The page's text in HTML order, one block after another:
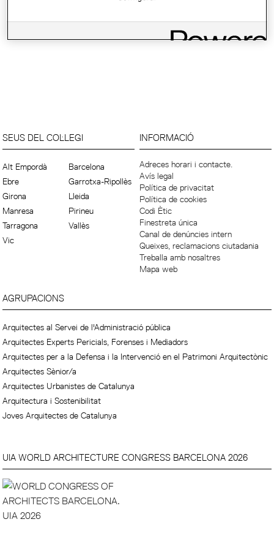
SEUS DEL COL·LEGI
Alt Empordà
Barcelona
Ebre
Garrotxa-Ripollès
Girona
Lleida
Manresa
Pirineu
Tarragona
Vallès
Vic
INFORMACIÓ
Adreces horari i contacte.
Avís legal
Política de privacitat
Política de cookies
Codi Ètic
Finestreta única
Canal de denúncies intern
Queixes, reclamacions ciutadania
Treballa amb nosaltres
Mapa web
AGRUPACIONS
Arquitectes al Servei de l'Administració pública
Arquitectes Experts Pericials, Forenses i Mediadors
Arquitectes per a la Defensa i la Intervenció en el Patrimoni Arquitectònic
Arquitectes Sènior/a
Arquitectes Urbanistes de Catalunya
Arquitectura i Sostenibilitat
Joves Arquitectes de Catalunya
UIA WORLD ARCHITECTURE CONGRESS BARCELONA 2026